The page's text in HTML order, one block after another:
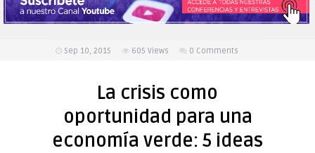
Sep 10, 2015 605 Views 0 Comments
La crisis como
oportunidad para una
economía verde: 5 ideas